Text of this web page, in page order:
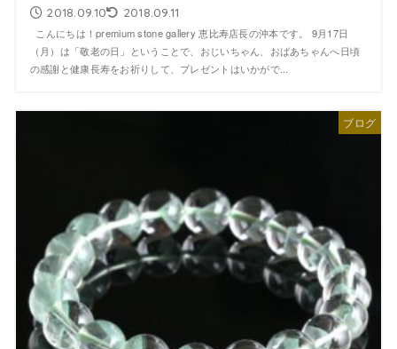
2018.09.10 2018.09.11
こんにちは！premium stone gallery 恵比寿店長の沖本です。 9月17日
（月）は「敬老の日」ということで、おじいちゃん、おばあちゃんへ日頃
の感謝と健康長寿をお祈りして、プレゼントはいかがで...
ブログ